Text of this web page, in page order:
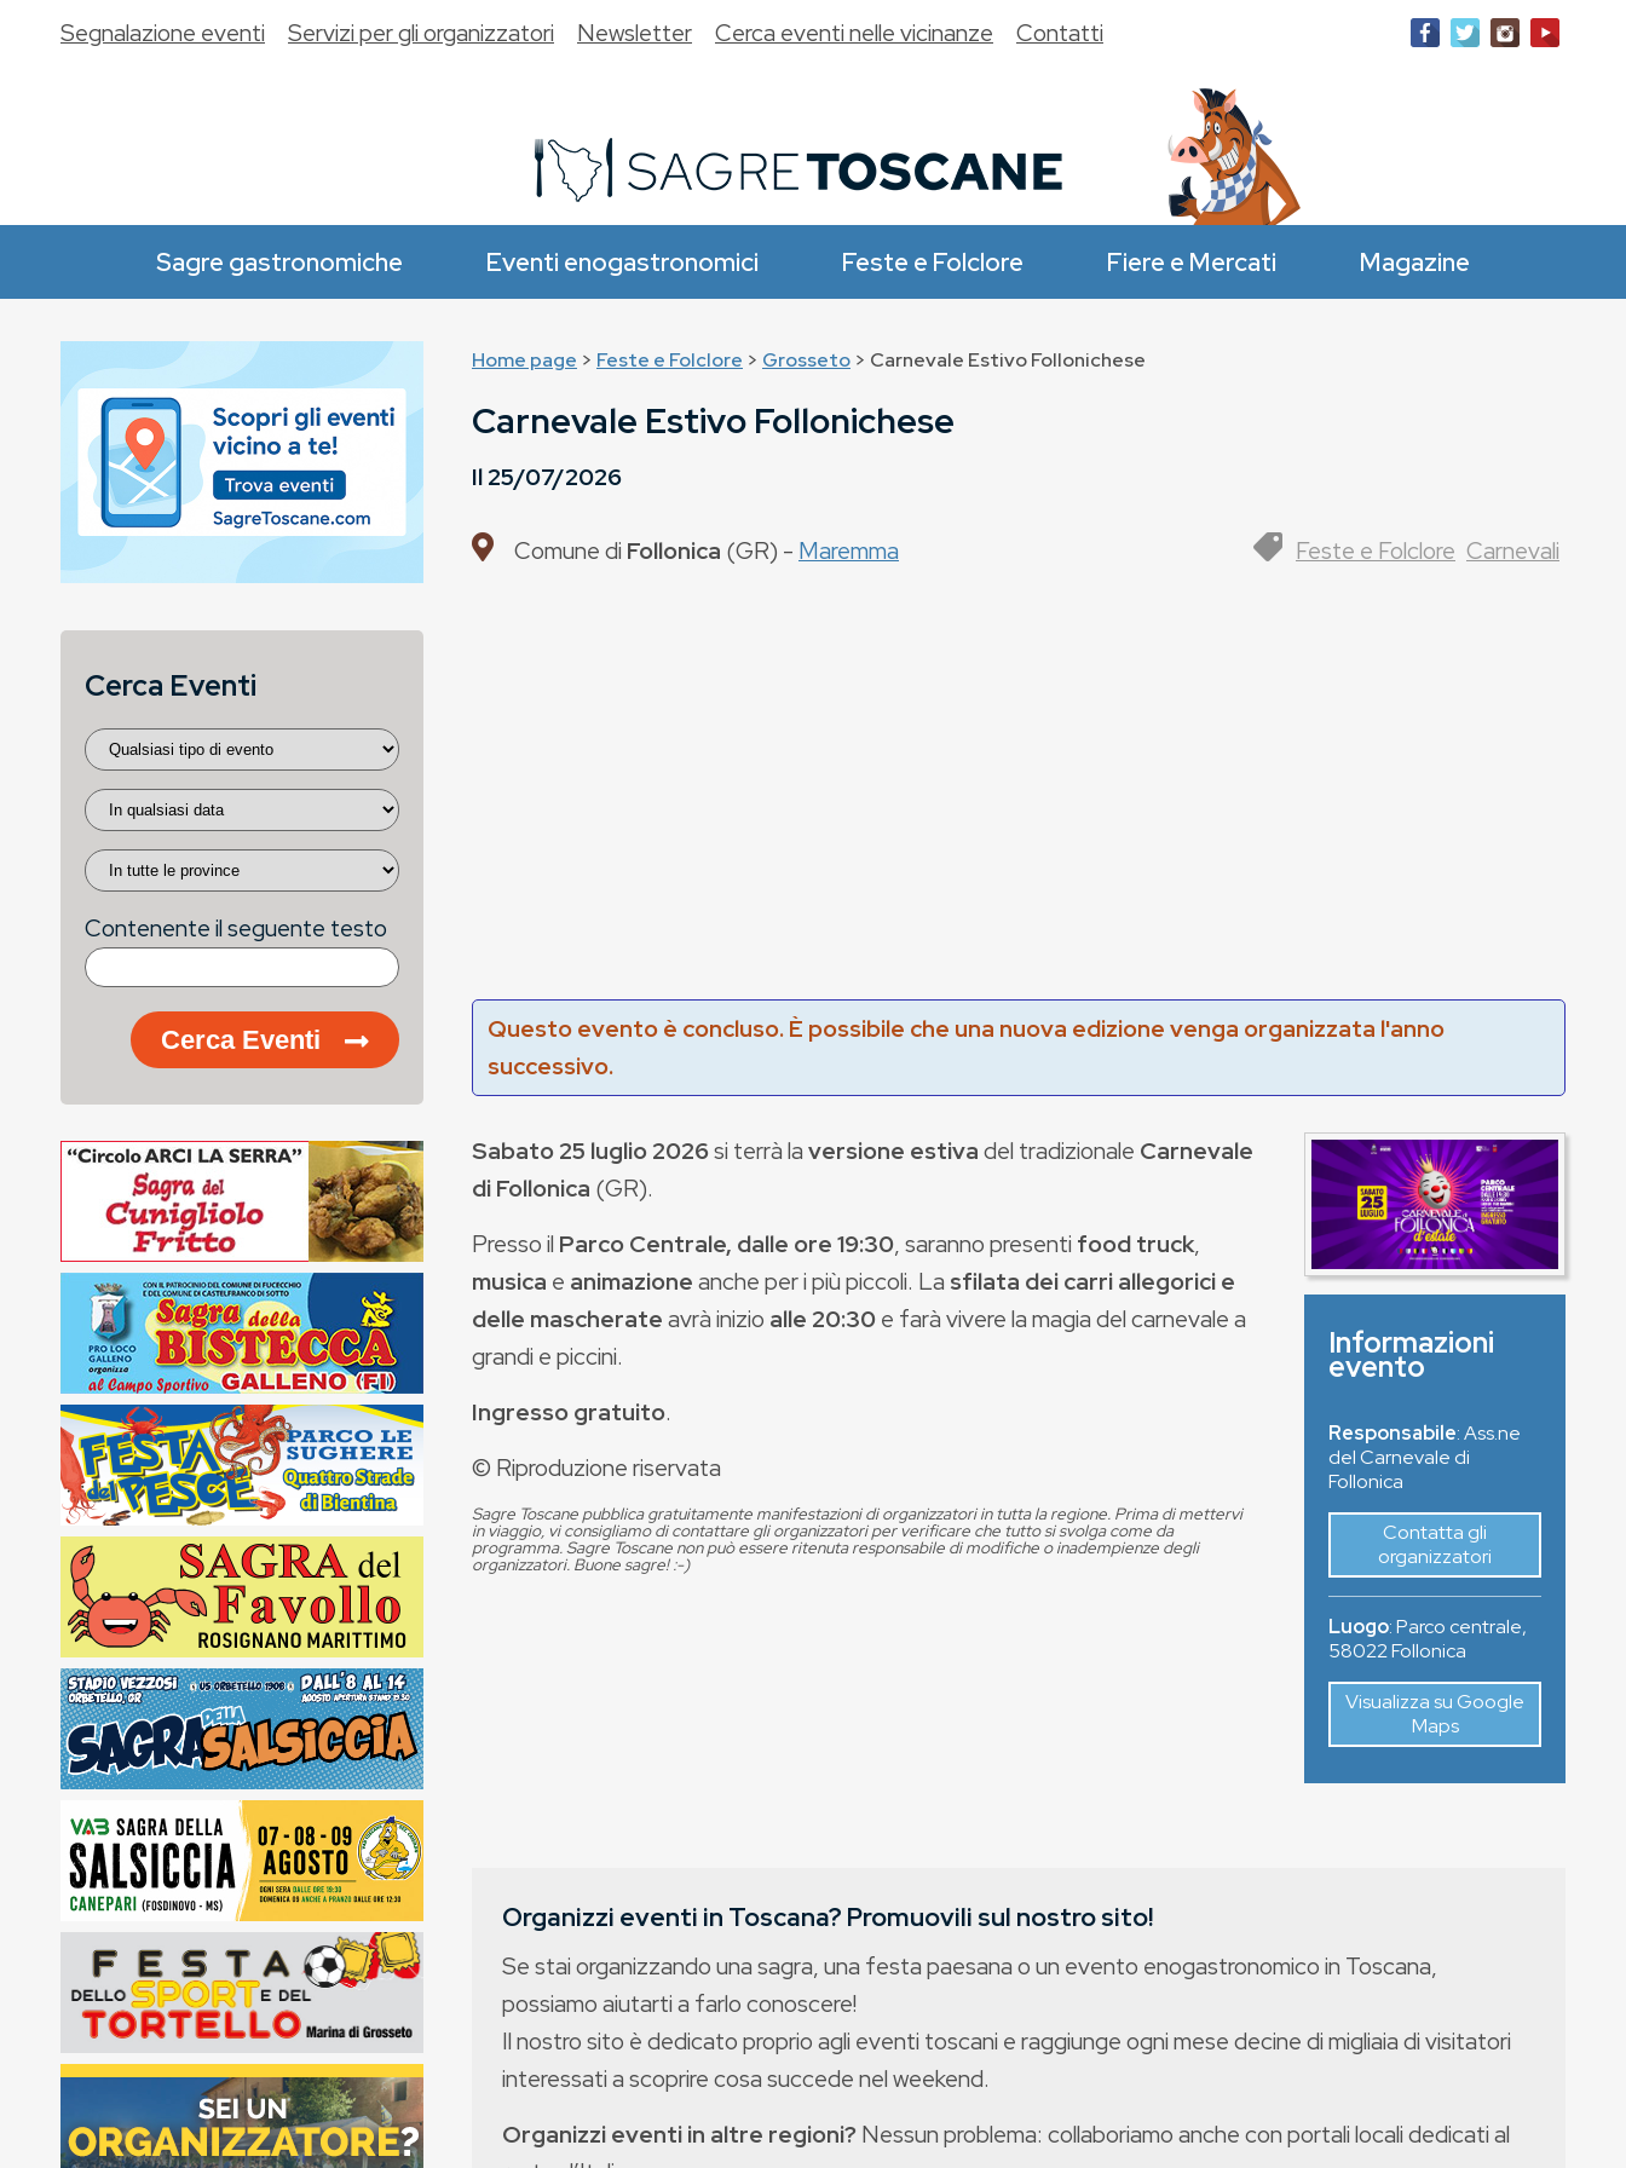
Sagre gastronomiche Eventi enogastronomici Feste e Folclore Fiere e Mercati Magazine
Segnalazione eventi Servizi per gli organizzatori Newsletter Cerca eventi nelle vicinanze Contatti
Home page > Feste e Folclore > Grosseto > Carnevale Estivo Follonichese
Carnevale Estivo Follonichese
Il25/07/2026
Comune di Follonica (GR) - Maremma Feste e Folclore Carnevali
Questo evento è concluso. È possibile che una nuova edizione venga organizzata l'anno
successivo.
Sabato 25 luglio 2026si terrà laversione estivadel tradizionale Carnevale
di Follonica (GR).
Presso il Parco Centrale, dalle ore 19:30, saranno presenti food truck,
musica e animazioneanche per i più piccoli. La sfilata dei carri allegorici e
delle mascherateavrà inizio alle 20:30e farà vivere la magia del carnevale a
grandi e piccini.
Ingresso gratuito.
© Riproduzione riservata
Sagre Toscane pubblica gratuitamente manifestazioni di organizzatori in tutta la regione. Prima di mettervi
in viaggio, vi consigliamo di contattare gli organizzatori per verificare che tutto si svolga come da
programma. Sagre Toscane non può essere ritenuta responsabile di modifiche o inadempienze degli
organizzatori. Buone sagre! :-)
Informazioni
evento
Responsabile: Ass.ne
del Carnevale di
Follonica
Contatta gli
organizzatori
Luogo:Parco centrale,
58022Follonica
Visualizza su Google
Maps
Organizzi eventi in Toscana? Promuovili sul nostro sito!
Se stai organizzando una sagra, una festa paesana o un evento enogastronomico in Toscana,
possiamo aiutarti a farlo conoscere!
Il nostro sito è dedicato proprio agli eventi toscani e raggiunge ogni mese decine di migliaia di visitatori
interessati a scoprire cosa succede nel weekend.
Organizzi eventi in altre regioni? Nessun problema: collaboriamo anche con portali locali dedicati al
Cerca Eventi
Contenente il seguente testo
Cerca Eventi